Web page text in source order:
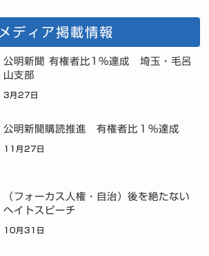
メディア掲載情報
公明新聞 有権者比1%達成 埼玉・毛呂
山支部
3月27日
公明新聞購読推進 有権者比１％達成
11月27日
（フォーカス人権・自治）後を絶たない
ヘイトスピーチ
10月31日